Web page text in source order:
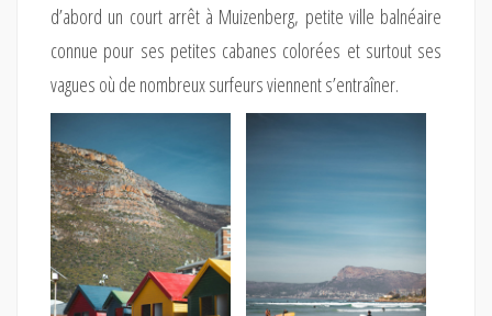
d’abord un court arrêt à Muizenberg, petite ville balnéaire
connue pour ses petites cabanes colorées et surtout ses
vagues où de nombreux surfeurs viennent s’entraîner.